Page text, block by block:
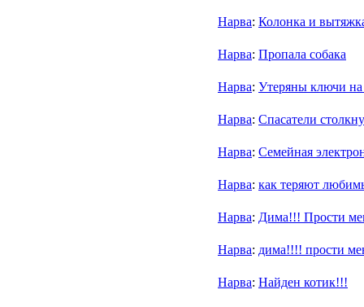
Нарва: Колонка и
Нарва: Пропала собака
Нарва: Утеряны ключи на
Нарва: Спасатели
Нарва: Семейная
Нарва: как теряют
Нарва: Дима!!! Прости
Нарва: дима!!!! прости
Нарва: Найден котик!!!